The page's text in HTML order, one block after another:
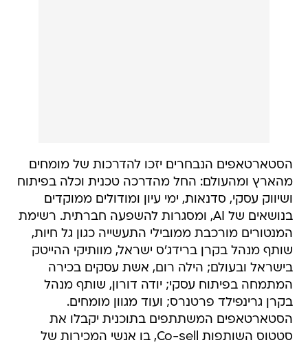
הסטארטאפים הנבחרים יזכו להדרכות של מומחים
מהארץ ומהעולם: החל מהדרכה טכנית וכלה בפיתוח
ושיווק עסקי, סדנאות, ימי עיון ומודולים ממוקדים
בנושאים של AI, ומסגרות להשפעה חברתית. רשימת
המנטורים מורכבת ממובילי התעשייה כגון גל חיות,
שותף מנהל בקרן ברידג'ס ישראל, מוותיקי ההייטק
בישראל ובעולם; הילה רום, אשת עסקים בכירה
המתמחה בפיתוח עסקי; יודה דורון, שותף מנהל
בקרן גרינפילד פרטנרס; ועוד מגוון מומחים.
הסטארטאפים המשתתפים בתוכנית יקבלו את
סטטוס השותפות Co-sell, בו אנשי המכירות של